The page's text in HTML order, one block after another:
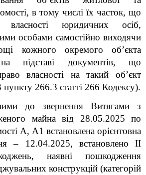
в тому числі їх часток, що
власності юридичних осіб,
особами самостійно виходячи
кожного окремого об’єкта
на підставі документів, що
власності на такий об’єкт
266.3 статті 266 Кодексу).
до звернення Витягами з
майна від 28.05.2025 по
А, А1 встановлена орієнтовна
– 12.04.2025, встановлено ІІ
наявні пошкодження
конструкцій (категорій